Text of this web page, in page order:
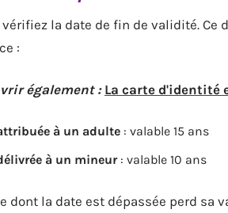
la date de fin de validité. Ce
:
également : La carte d'identité
à un adulte : valable 15 ans
à un mineur: valable 10 ans
dont la date est dépassée perd sa